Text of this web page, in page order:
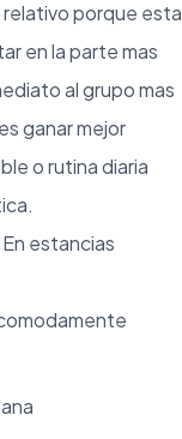
relativo porque esta
en la parte mas
al grupo mas
ganar mejor
o rutina diaria
estancias